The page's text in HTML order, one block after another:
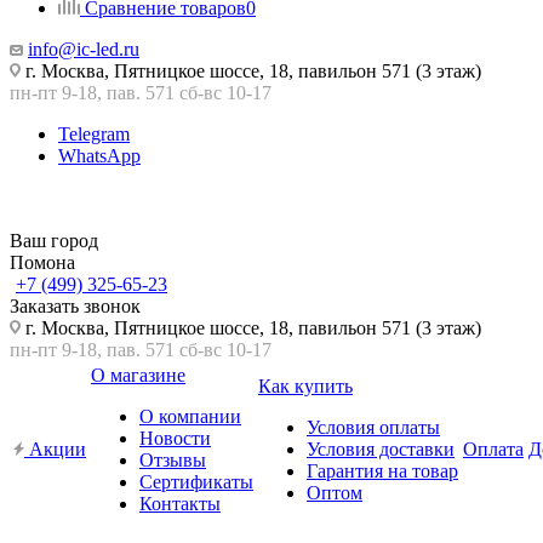
Сравнение товаров0
info@ic-led.ru
г. Москва, Пятницкое шоссе, 18, павильон 571 (3 этаж)
пн-пт 9-18, пав. 571 сб-вс 10-17
Telegram
WhatsApp
Ваш город
Помона
+7 (499) 325-65-23
Заказать звонок
г. Москва, Пятницкое шоссе, 18, павильон 571 (3 этаж)
пн-пт 9-18, пав. 571 сб-вс 10-17
Акции
О магазине
О компании
Новости
Отзывы
Сертификаты
Контакты
Как купить
Условия оплаты
Условия доставки
Гарантия на товар
Оптом
Оплата